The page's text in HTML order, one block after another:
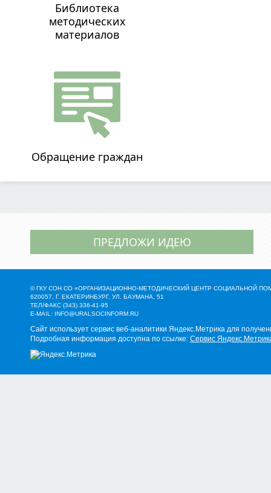
Библиотека
методических
материалов
Обращение граждан
ПРЕДЛОЖИ ИДЕЮ
© ГКУ СОН СО «ОРГАНИЗАЦИОННО-МЕТОДИЧЕСКИЙ ЦЕНТР СОЦИАЛЬНОЙ
620057, Г. ЕКАТЕРИНБУРГ, УЛ. БАУМАНА, 51
ТЕЛ/ФАКС (343) 336-41-95
E-MAIL: INFO@URALSOCINFORM.RU
Сайт использует сервис веб-аналитики Яндекс.Метрика для
Подробная информация доступна по ссылке: Сервис